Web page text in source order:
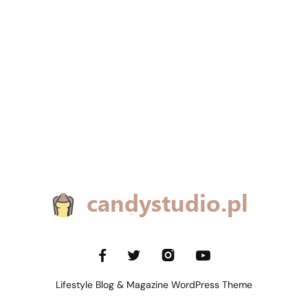
Lifestyle Blog & Magazine WordPress Theme